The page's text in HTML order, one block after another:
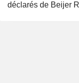
déclarés de Beijer